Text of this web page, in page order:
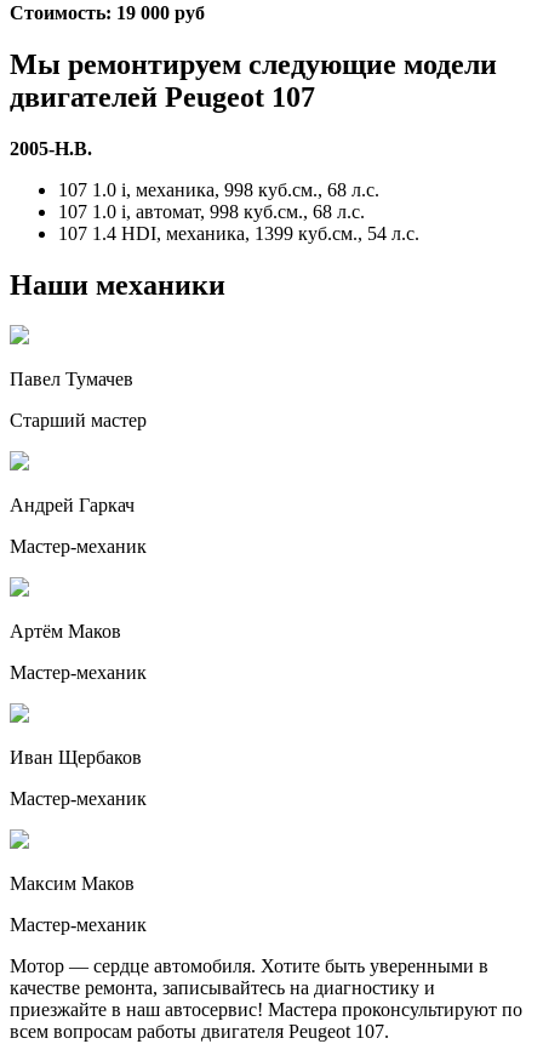
Стоимость: 19 000 руб
Мы ремонтируем следующие модели
двигателей Peugeot 107
2005-Н.В.
107 1.0 i, механика, 998 куб.см., 68 л.с.
107 1.0 i, автомат, 998 куб.см., 68 л.с.
107 1.4 HDI, механика, 1399 куб.см., 54 л.с.
Наши механики
Павел Тумачев
Старший мастер
Андрей Гаркач
Мастер-механик
Артём Маков
Мастер-механик
Иван Щербаков
Мастер-механик
Максим Маков
Мастер-механик
Мотор — сердце автомобиля. Хотите быть уверенными в
качестве ремонта, записывайтесь на диагностику и
приезжайте в наш автосервис! Мастера проконсультируют по
всем вопросам работы двигателя Peugeot 107.